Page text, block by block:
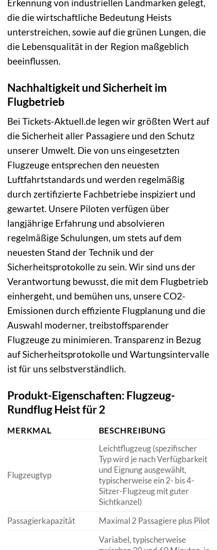
Erkennung von industriellen Landmarken gelegt,
die die wirtschaftliche Bedeutung Heists
unterstreichen, sowie auf die grünen Lungen, die
die Lebensqualität in der Region maßgeblich
beeinflussen.
Nachhaltigkeit und Sicherheit im
Flugbetrieb
Bei Tickets-Aktuell.de legen wir größten Wert auf
die Sicherheit aller Passagiere und den Schutz
unserer Umwelt. Die von uns eingesetzten
Flugzeuge entsprechen den neuesten
Luftfahrtstandards und werden regelmäßig
durch zertifizierte Fachbetriebe inspiziert und
gewartet. Unsere Piloten verfügen über
langjährige Erfahrung und absolvieren
regelmäßige Schulungen, um stets auf dem
neuesten Stand der Technik und der
Sicherheitsprotokolle zu sein. Wir sind uns der
Verantwortung bewusst, die mit dem Flugbetrieb
einhergeht, und bemühen uns, unsere CO2-
Emissionen durch effiziente Flugplanung und die
Auswahl moderner, treibstoffsparender
Flugzeuge zu minimieren. Transparenz in Bezug
auf Sicherheitsprotokolle und Wartungsintervalle
ist für uns selbstverständlich.
Produkt-Eigenschaften: Flugzeug-
Rundflug Heist für 2
MERKMAL BESCHREIBUNG
Flugzeugtyp
Leichtflugzeug (spezifischer
Typ wird je nach Verfügbarkeit
und Eignung ausgewählt,
typischerweise ein 2- bis 4-
Sitzer-Flugzeug mit guter
Sichtkanzel)
Passagierkapazität
Maximal 2 Passagiere plus Pilot
Variabel, typischerweise